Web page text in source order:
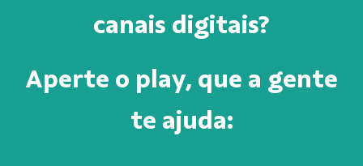
canais digitais?
Aperte o play, que a gente
te ajuda: